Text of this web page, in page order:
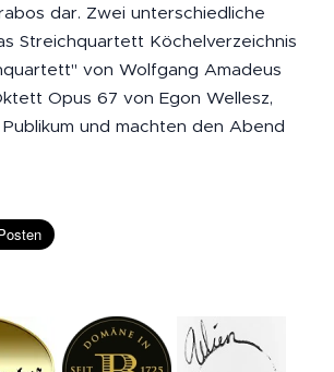
dar. Zwei unterschiedliche
Streichquartett Köchelverzeichnis
von Wolfgang Amadeus
Opus 67 von Egon Wellesz,
und machten den Abend